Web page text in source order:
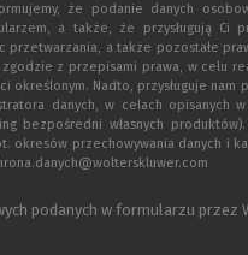
że podanie danych
a także, że przysługują Ci
a także pozostałe
z przepisami prawa, w celu
Nadto, przysługuje nam
danych, w celach opisanych
bezpośredni własnych
okresów przechowywania danych i
podanych w formularzu przez